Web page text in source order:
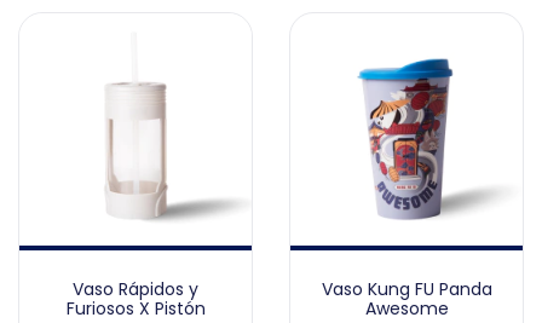
Vaso Rápidos y
Furiosos X Pistón
Vaso Kung FU Panda
Awesome